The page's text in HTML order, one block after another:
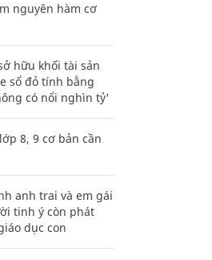
nguyên hàm cơ
hữu khối tài sản
sổ đỏ tính bằng
có nổi nghìn tỷ'
8, 9 cơ bản cần
anh trai và em gái
tinh ý còn phát
dục con